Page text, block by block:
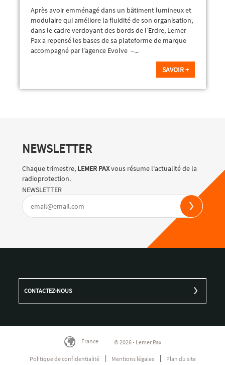
Après avoir emménagé dans un bâtiment lumineux et
modulaire qui améliore la fluidité de son organisation,
dans le cadre verdoyant des bords de l’Erdre, Lemer
Pax a repensé les bases de sa plateforme de marque
accompagné par l’agence Evolve –...
SAVOIR +
NEWSLETTER
Chaque trimestre, LEMER PAXvous résume l'actualité de la
radioprotection.
NEWSLETTER
CONTACTEZ-NOUS
France © 2026 - Lemer Pax
Politique de confidentialité Mentions légales Plan du site